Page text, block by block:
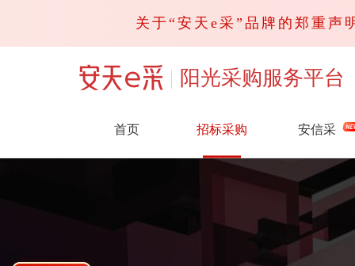
关于“安天e采”品牌的郑重
阳光采购服务平台
首页 招标采购 安信采